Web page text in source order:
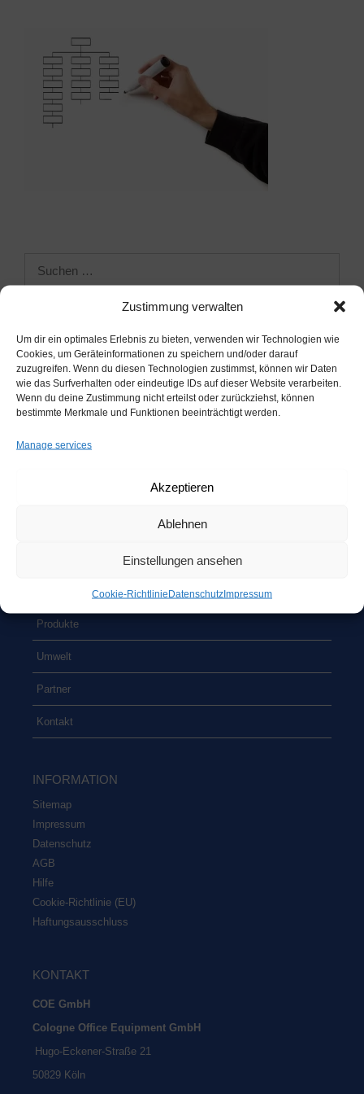
Zustimmung verwalten
Um dir ein optimales Erlebnis zu bieten, verwenden wir Technologien wie
Cookies, um Geräteinformationen zu speichern und/oder darauf
zuzugreifen. Wenn du diesen Technologien zustimmst, können wir Daten
wie das Surfverhalten oder eindeutige IDs auf dieser Website verarbeiten.
Wenn du deine Zustimmung nicht erteilst oder zurückziehst, können
bestimmte Merkmale und Funktionen beeinträchtigt werden.
Manage services
Akzeptieren
Ablehnen
Einstellungen ansehen
Coo­kie-Richt­li­nieDaten­schutzImpres­sum
nach:
DAS UNTER­NEH­MEN
Dar­stel­lung pra­xis­na­her Unter­neh­mens­vor­gän­ge im Rah­men
Unter­neh­men
Pro­duk­te
Umwelt
Part­ner
Kon­takt
INFOR­MA­TI­ON
Site­map
Impres­sum
Daten­schutz
AGB
Hil­fe
Coo­kie-Rich­t­­li­­nie (EU)
Haf­tungs­aus­schluss
KON­TAKT
COE GmbH
Colo­gne Office Equip­ment GmbH
Hugo-Ecke­ner-Stra­ße 21
50829 Köln